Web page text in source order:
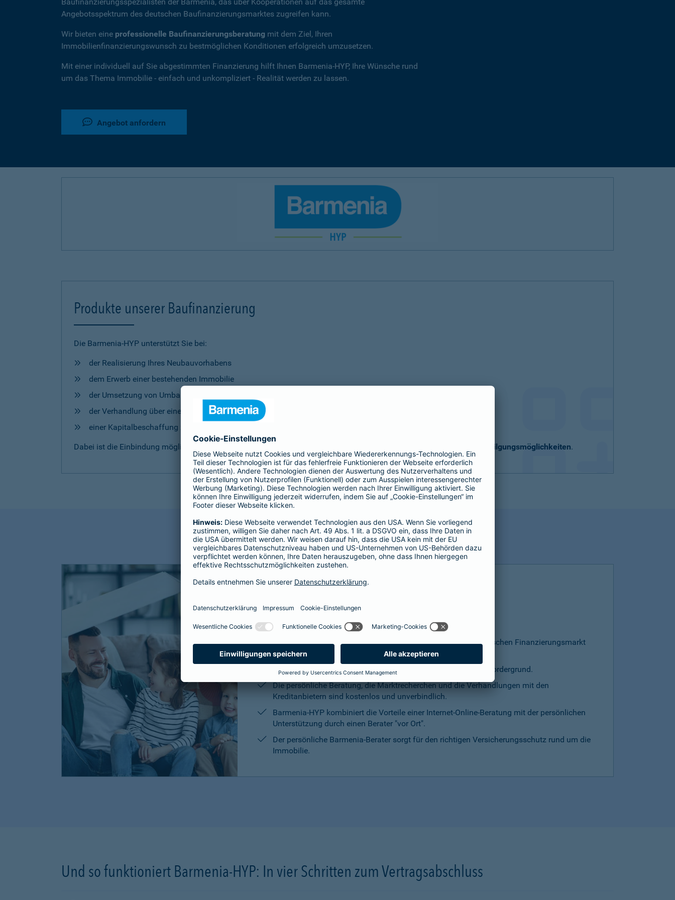
Angebotsspektrum des deutschen Baufinanzierungsmarktes zugreifen kann.
Wir bieten eine professionelle Baufinanzierungsberatung mit dem Ziel, Ihren
Immobilienfinanzierungswunsch zu bestmöglichen Konditionen erfolgreich umzusetzen.
Mit einer individuell auf Sie abgestimmten Finanzierung hilft Ihnen Barmenia-HYP, Ihre Wünsche rund
um das Thema Immobilie - einfach und unkompliziert - Realität werden zu lassen.
Angebot anfordern
Produkte unserer Baufinanzierung
Die Barmenia-HYP unterstützt Sie bei:
der Realisierung Ihres Neubauvorhabens
dem Erwerb einer bestehenden Immobilie
der Umsetzung von Umbau- und Modernisierungsmaßnahmen
der Verhandlung über eine Anschlussfinanzierung bei Ihrer Bank
einer Kapitalbeschaffung zur freien Verwendung
Dabei ist die Einbindung möglicher genauso selbstverständlich wie die Vereinbarung individueller Sondertilgungsmöglichkeiten.
Vorteile der Barmenia-HYP
Barmenia-HYP ist ungebunden.
Barmenia-HYP kann durch den Zugriff auf den gesamten deutschen Finanzierungsmarkt
flexibel auf Ihre Wünsche reagieren.
Die Machbarkeit der Finanzierung zum besten Preis steht im Vordergrund.
Die persönliche Beratung, die Marktrecherchen und die Verhandlungen mit den
Kreditanbietern sind kostenlos und unverbindlich.
Barmenia-HYP kombiniert die Vorteile einer Internet-Online-Beratung mit der persönlichen
Unterstützung durch einen Berater "vor Ort".
Der persönliche Barmenia-Berater sorgt für den richtigen Versicherungsschutz rund um die
Immobilie.
Und so funktioniert Barmenia-HYP: In vier Schritten zum Vertragsabschluss